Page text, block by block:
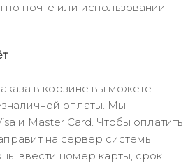
по почте или использовании
в корзине вы можете
оплаты. Мы
и Master Card. Чтобы оплатить
на сервер системы
ввести номер карты, срок